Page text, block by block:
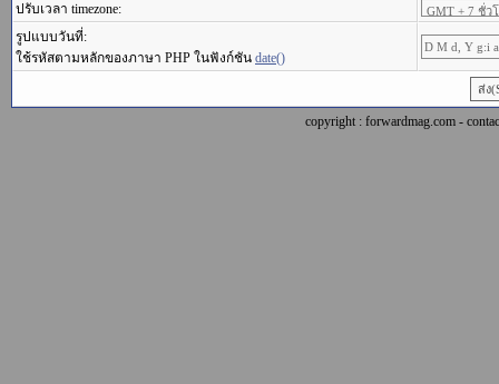
ปรับเวลา timezone:
รูปแบบวันที่:
ใช้รหัสตามหลักของภาษา PHP ในฟังก์ชัน date()
copyright : forwardmag.com -